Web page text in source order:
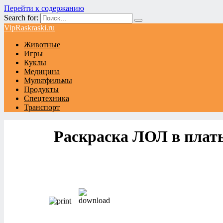
Перейти к содержанию
Search for:
VipRaskraski.ru
Животные
Игры
Куклы
Медицина
Мультфильмы
Продукты
Спецтехника
Транспорт
Раскраска ЛОЛ в